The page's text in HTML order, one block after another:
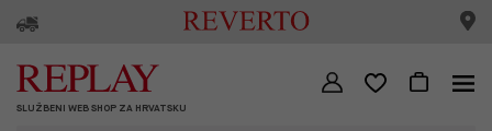
SLUŽBENI WEB SHOP ZA HRVATSKU